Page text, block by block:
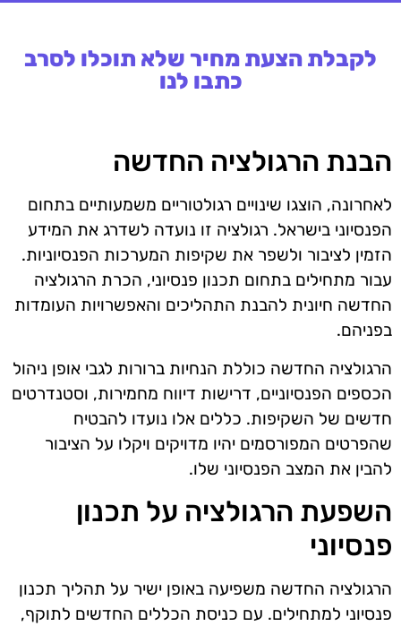
לקבלת הצעת מחיר שלא תוכלו לסרב
כתבו לנו
הבנת הרגולציה החדשה
לאחרונה, הוצגו שינויים רגולטוריים משמעותיים בתחום
הפנסיוני בישראל. רגולציה זו נועדה לשדרג את המידע
הזמין לציבור ולשפר את שקיפות המערכות הפנסיוניות.
עבור מתחילים בתחום תכנון פנסיוני, הכרת הרגולציה
החדשה חיונית להבנת התהליכים והאפשרויות העומדות
בפניהם.
הרגולציה החדשה כוללת הנחיות ברורות לגבי אופן ניהול
הכספים הפנסיוניים, דרישות דיווח מחמירות, וסטנדרטים
חדשים של השקיפות. כללים אלו נועדו להבטיח
שהפרטים המפורסמים יהיו מדויקים ויקלו על הציבור
להבין את המצב הפנסיוני שלו.
השפעת הרגולציה על תכנון
פנסיוני
הרגולציה החדשה משפיעה באופן ישיר על תהליך תכנון
פנסיוני למתחילים. עם כניסת הכללים החדשים לתוקף,